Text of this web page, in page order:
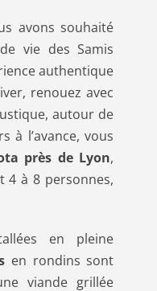
avons souhaité
vie des Samis
authentique
renouez avec
autour de
à l’avance, vous
près de Lyon,
4 à 8 personnes,
en pleine
en rondins sont
viande grillée